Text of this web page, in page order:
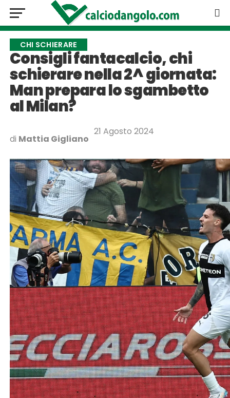
CHI SCHIERARE
Consigli fantacalcio, chi
schierare nella 2^ giornata:
Man prepara lo sgambetto
al Milan?
di Mattia Gigliano
21 Agosto 2024